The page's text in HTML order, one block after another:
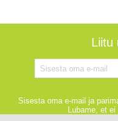
Liitu
Sisesta oma e-mail ja
Lubame, et